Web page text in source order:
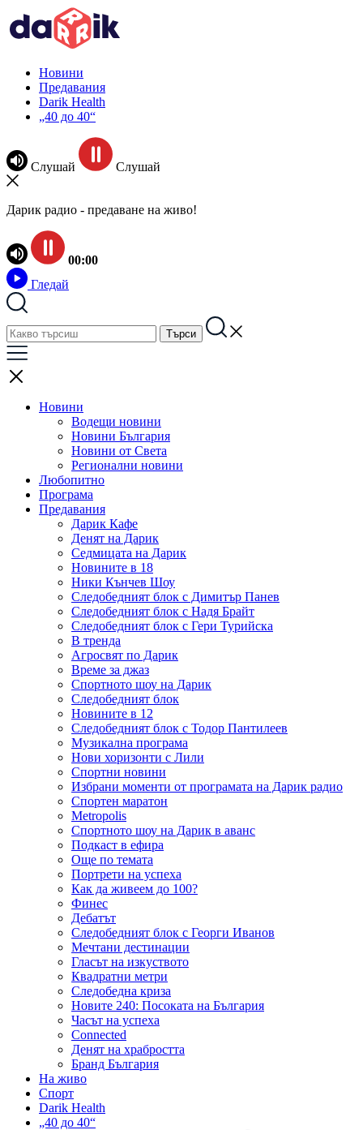
Новини
Предавания
Darik Health
„40 до 40“
Слушай Слушай
Дарик радио - предаване на живо!
00:00
Гледай
Новини
Водещи новини
Новини България
Новини от Света
Регионални новини
Любопитно
Програма
Предавания
Дарик Кафе
Денят на Дарик
Седмицата на Дарик
Новините в 18
Ники Кънчев Шоу
Следобедният блок с Димитър Панев
Следобедният блок с Надя Брайт
Следобедният блок с Гери Турийска
В тренда
Агросвят по Дарик
Време за джаз
Спортното шоу на Дарик
Следобедният блок
Новините в 12
Следобедният блок с Тодор Пантилеев
Музикална програма
Нови хоризонти с Лили
Спортни новини
Избрани моменти от програмата на Дарик радио
Спортен маратон
Metropolis
Спортното шоу на Дарик в аванс
Подкаст в ефира
Още по темата
Портрети на успеха
Как да живеем до 100?
Финес
Дебатът
Следобедният блок с Георги Иванов
Мечтани дестинации
Гласът на изкуството
Квадратни метри
Следобедна криза
Новите 240: Посоката на България
Часът на успеха
Connected
Денят на храбростта
Бранд България
На живо
Спорт
Darik Health
„40 до 40“